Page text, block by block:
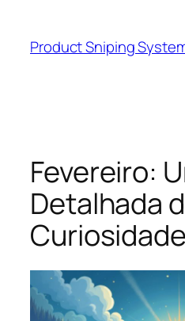
content
Product Sniping
Fevereiro:
Detalhada